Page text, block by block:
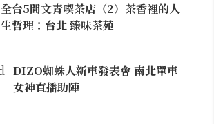
全台5間文青喫茶店（2）茶香裡的人
生哲理：台北 臻味茶苑
DIZO蜘蛛人新車發表會 南北單車
女神直播助陣